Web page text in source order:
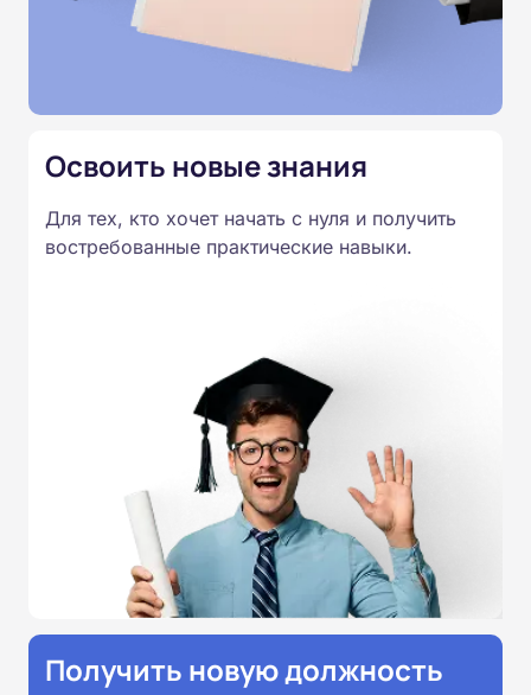
о повышении квалификации.
Освоить новые знания
Для тех, кто хочет начать с нуля и получить
востребованные практические навыки.
Получить новую должность